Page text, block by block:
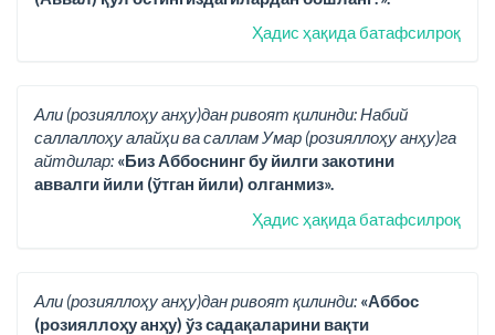
Ҳадис ҳақида батафсилроқ
Али (розияллоҳу анҳу)дан ривоят қилинди: Набий
саллаллоҳу алайҳи ва саллам Умар (розияллоҳу анҳу)га
айтдилар: «Биз Аббоснинг бу йилги закотини
аввалги йили (ўтган йили) олганмиз».
Ҳадис ҳақида батафсилроқ
Али (розияллоҳу анҳу)дан ривоят қилинди: «Аббос
(розияллоҳу анҳу) ўз садақаларини вақти